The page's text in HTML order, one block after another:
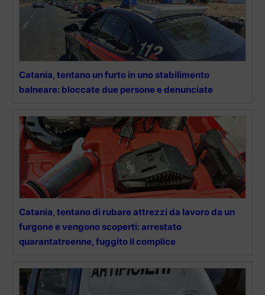
Catania, tentano un furto in uno stabilimento
balneare: bloccate due persone e denunciate
Catania, tentano di rubare attrezzi da lavoro da un
furgone e vengono scoperti: arrestato
quarantatreenne, fuggito il complice